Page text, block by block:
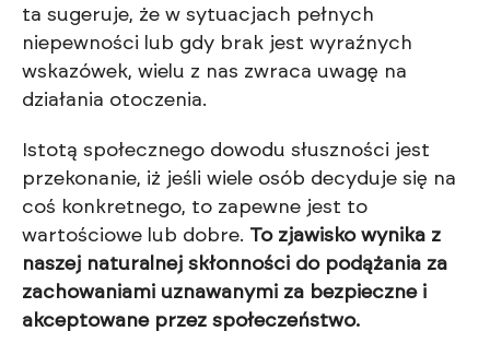
ta sugeruje, że w sytuacjach pełnych
niepewności lub gdy brak jest wyraźnych
wskazówek, wielu z nas zwraca uwagę na
działania otoczenia.
Istotą społecznego dowodu słuszności jest
przekonanie, iż jeśli wiele osób decyduje się na
coś konkretnego, to zapewne jest to
wartościowe lub dobre. To zjawisko wynika z
naszej naturalnej skłonności do podążania za
zachowaniami uznawanymi za bezpieczne i
akceptowane przez społeczeństwo.